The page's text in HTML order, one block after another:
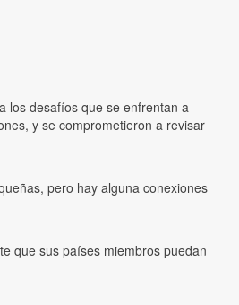
los desafíos que se enfrentan a
y se comprometieron a revisar
pero hay alguna conexiones
que sus países miembros puedan